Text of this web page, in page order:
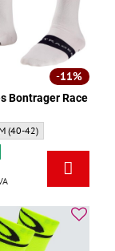
11%
Bontrager Race
Race Crew blanc
Chaussettes Bontrager
M (40-42)